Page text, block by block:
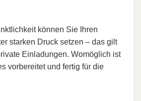
können Sie Ihren
starken Druck setzen – das gilt
Einladungen. Womöglich ist
vorbereitet und fertig für die